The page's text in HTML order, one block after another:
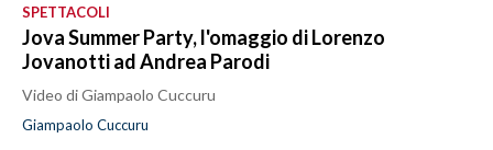
SPETTACOLI
Jova Summer Party, l'omaggio di Lorenzo
Jovanotti ad Andrea Parodi
Video di Giampaolo Cuccuru
Giampaolo Cuccuru